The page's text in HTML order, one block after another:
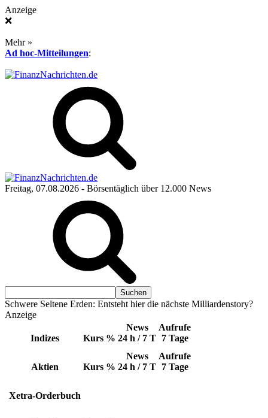
Anzeige
❌
Mehr »
Ad hoc-Mitteilungen:
Freitag, 07.08.2026 - Börsentäglich über 12.000 News
Schwere Seltene Erden: Entsteht hier die nächste Milliardenstory?
Anzeige
Indizes Kurs %
News
24 h / 7 T
Aufrufe
7 Tage
Aktien Kurs %
News
24 h / 7 T
Aufrufe
7 Tage
Xetra-Orderbuch